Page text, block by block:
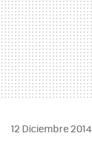
12 Diciembre 2014